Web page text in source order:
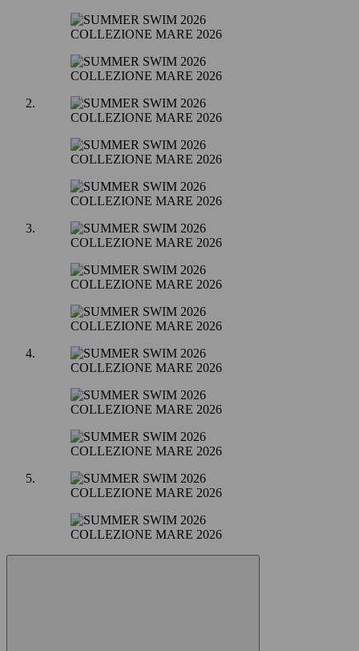
COLLEZIONE MARE 2026
COLLEZIONE MARE 2026
COLLEZIONE MARE 2026
COLLEZIONE MARE 2026
COLLEZIONE MARE 2026
COLLEZIONE MARE 2026
COLLEZIONE MARE 2026
COLLEZIONE MARE 2026
COLLEZIONE MARE 2026
COLLEZIONE MARE 2026
COLLEZIONE MARE 2026
COLLEZIONE MARE 2026
COLLEZIONE MARE 2026